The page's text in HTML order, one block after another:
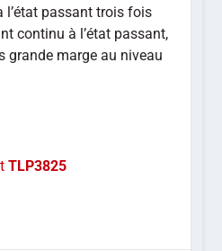
l’état passant trois fois
continu à l’état passant,
grande marge au niveau
TLP3825